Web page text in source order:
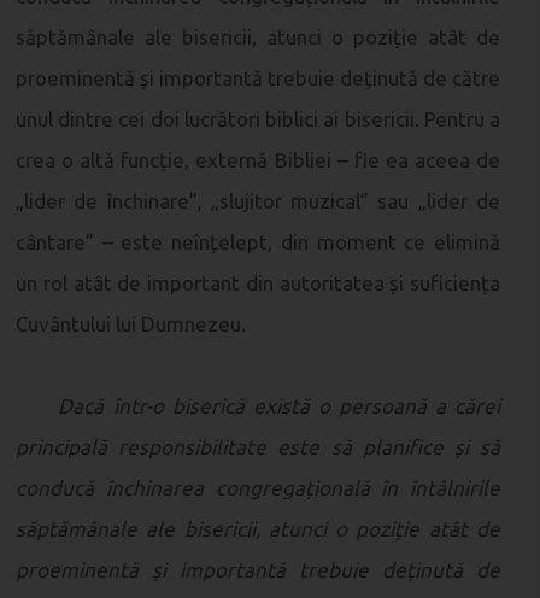
săptămânale ale bisericii, atunci o poziție atât de
proeminentă și importantă trebuie deținută de către
unul dintre cei doi lucrători biblici ai bisericii. Pentru a
crea o altă funcție, externă Bibliei – fie ea aceea de
„lider de închinare”, „slujitor muzical” sau „lider de
cântare” – este neînțelept, din moment ce elimină
un rol atât de important din autoritatea și suficiența
Cuvântului lui Dumnezeu.
Dacă într-o biserică există o persoană a cărei
principală responsibilitate este să planifice și să
conducă închinarea congregațională în întâlnirile
săptămânale ale bisericii, atunci o poziție atât de
proeminentă și importantă trebuie deținută de